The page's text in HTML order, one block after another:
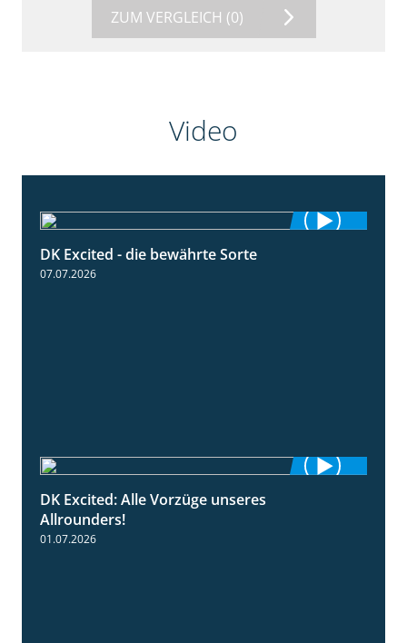
ZUM VERGLEICH (0)
Video
DK Excited - die bewährte Sorte
07.07.2026
DK Excited: Alle Vorzüge unseres
Allrounders!
01.07.2026